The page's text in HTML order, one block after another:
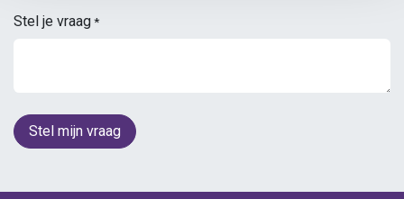
Stel je vraag*
Stel mijn vraag